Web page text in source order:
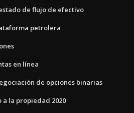
de flujo de efectivo
petrolera
en línea
de opciones binarias
a la propiedad 2020